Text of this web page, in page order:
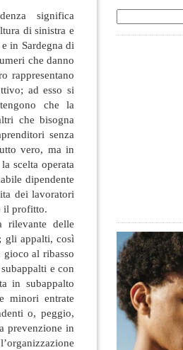
significa
di sinistra e
in Sardegna di
che danno
rappresentano
ad esso si
che la
che bisogna
senza
vero, ma in
scelta operata
dipendente
dei lavoratori
il profitto.
rilevante delle
gli appalti, così
al ribasso
e con
in subappalto
minori entrate
o, peggio,
prevenzione in